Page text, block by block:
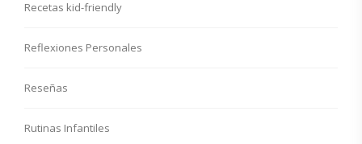
Recetas kid-friendly
Reflexiones Personales
Reseñas
Rutinas Infantiles